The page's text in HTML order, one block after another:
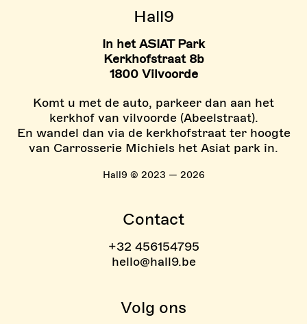
> TARIEVEN BOULDER
Hall9
In het ASIAT Park
Kerkhofstraat 8b
1800 Vilvoorde
Komt u met de auto, parkeer dan aan het
kerkhof van vilvoorde (Abeelstraat).
En wandel dan via de kerkhofstraat ter hoogte
van Carrosserie Michiels het Asiat park in.
Hall9 © 2023 — 2026
Contact
+32 456154795
hello@hall9.be
Volg ons